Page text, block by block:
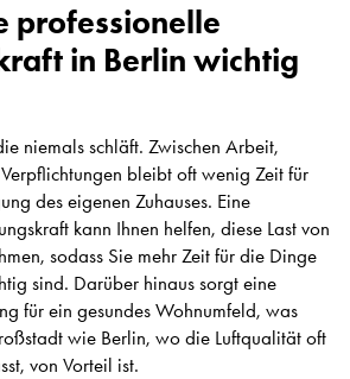
professionelle
in Berlin wichtig
niemals schläft. Zwischen Arbeit,
bleibt oft wenig Zeit für
des eigenen Zuhauses. Eine
kann Ihnen helfen, diese Last von
sodass Sie mehr Zeit für die Dinge
sind. Darüber hinaus sorgt eine
für ein gesundes Wohnumfeld, was
wie Berlin, wo die Luftqualität oft
von Vorteil ist.